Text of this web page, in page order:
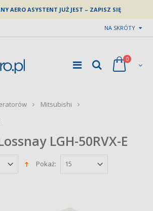
AERO ASYSTENT JUŻ JEST – ZAPISZ SIĘ
NA SKRÓTY
0
Mitsubishi
LGH-50RVX-E
Pokaż: